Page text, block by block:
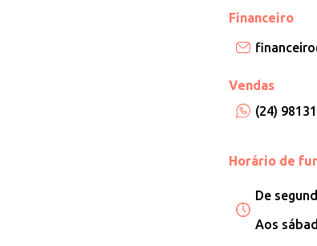
Financeiro
Vendas
(24)
Horário de
De
Aos